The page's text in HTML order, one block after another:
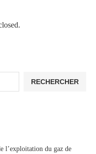
RECHERCHER
l’exploitation du gaz de